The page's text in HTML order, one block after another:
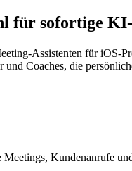
für sofortige
Assistenten für
Coaches, die
Kundenanrufe